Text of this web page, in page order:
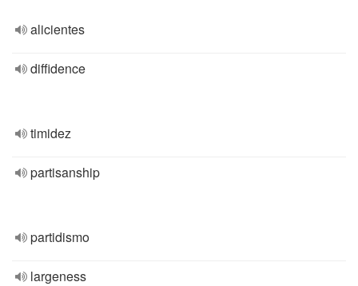
alicientes
diffidence
timidez
partisanship
partidismo
largeness